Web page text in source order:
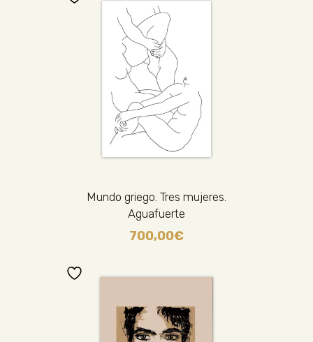
Mundo griego. Tres mujeres.
Aguafuerte
700,00€